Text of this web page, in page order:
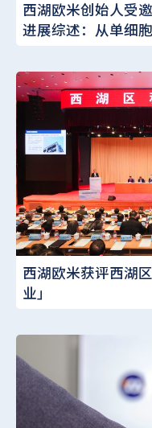
西湖欧米创始人受
进展综述：从单细
西湖欧米获评西湖
业」